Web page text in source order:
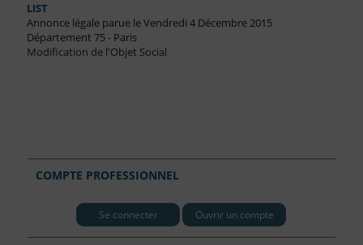
LIST
Annonce légale parue le Vendredi 4 Décembre 2015
Département 75 - Paris
Modification de l'Objet Social
COMPTE PROFESSIONNEL
Se connecter Ouvrir un compte